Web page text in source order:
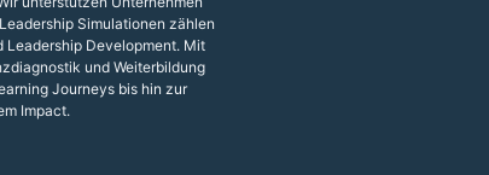
Simulationen zählen
Development. Mit
und Weiterbildung
Journeys bis hin zur
Impact.